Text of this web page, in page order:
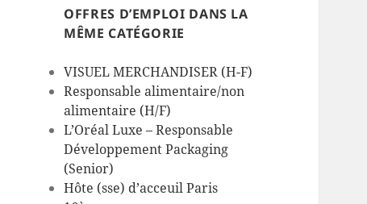
OFFRES D’EMPLOI DANS LA
MÊME CATÉGORIE
VISUEL MERCHANDISER (H-F)
Responsable alimentaire/non
alimentaire (H/F)
L’Oréal Luxe – Responsable
Développement Packaging
(Senior)
Hôte (sse) d’acceuil Paris